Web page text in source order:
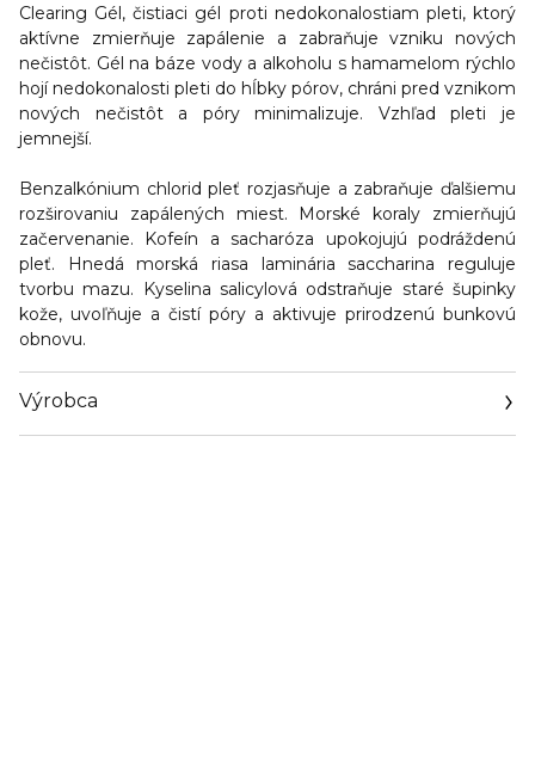
Clearing Gél, čistiaci gél proti nedokonalostiam pleti, ktorý
aktívne zmierňuje zapálenie a zabraňuje vzniku nových
nečistôt. Gél na báze vody a alkoholu s hamamelom rýchlo
hojí nedokonalosti pleti do hĺbky pórov, chráni pred vznikom
nových nečistôt a póry minimalizuje. Vzhľad pleti je
jemnejší.
Benzalkónium chlorid pleť rozjasňuje a zabraňuje ďalšiemu
rozširovaniu zapálených miest. Morské koraly zmierňujú
začervenanie. Kofeín a sacharóza upokojujú podráždenú
pleť. Hnedá morská riasa laminária saccharina reguluje
tvorbu mazu. Kyselina salicylová odstraňuje staré šupinky
kože, uvoľňuje a čistí póry a aktivuje prirodzenú bunkovú
obnovu.
Výrobca